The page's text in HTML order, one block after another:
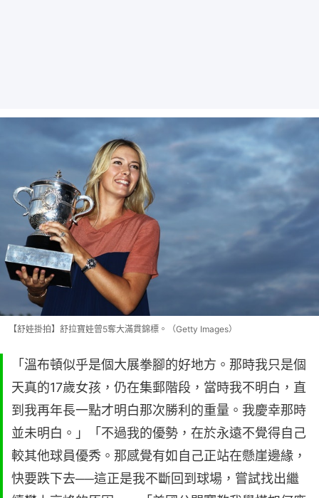
【舒娃掛拍】舒拉寶娃曾5奪大滿貫錦標。（Getty Images）
「溫布頓似乎是個大展拳腳的好地方。那時我只是個
天真的17歲女孩，仍在集郵階段，當時我不明白，直
到我再年長一點才明白那次勝利的重量。我慶幸那時
並未明白。」「不過我的優勢，在於永遠不覺得自己
較其他球員優秀。那感覺有如自己正站在懸崖邊緣，
快要跌下去──這正是我不斷回到球場，嘗試找出繼